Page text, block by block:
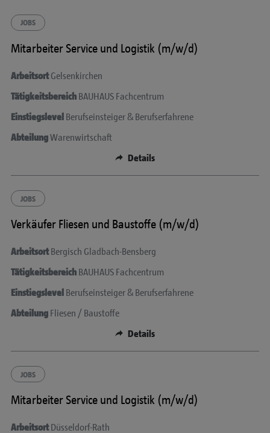
JOBS
Mitarbeiter Service und Logistik (m/w/d)
ArbeitsortGelsenkirchen
Tätigkeitsbereich BAUHAUS Fachcentrum
Einstiegslevel Berufseinsteiger & Berufserfahrene
AbteilungWarenwirtschaft
Details
JOBS
Verkäufer Fliesen und Baustoffe (m/w/d)
ArbeitsortBergisch Gladbach-Bensberg
Tätigkeitsbereich BAUHAUS Fachcentrum
Einstiegslevel Berufseinsteiger & Berufserfahrene
Abteilung Fliesen / Baustoffe
Details
JOBS
Mitarbeiter Service und Logistik (m/w/d)
ArbeitsortDüsseldorf-Rath